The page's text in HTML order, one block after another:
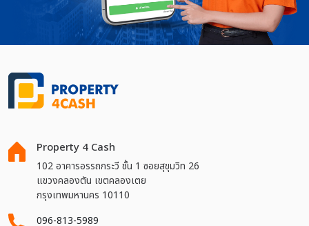
Property 4 Cash
102 อาคารอรรถกระวี ชั้น 1 ซอยสุขุมวิท 26
แขวงคลองตัน เขตคลองเตย
กรุงเทพมหานคร 10110
096-813-5989